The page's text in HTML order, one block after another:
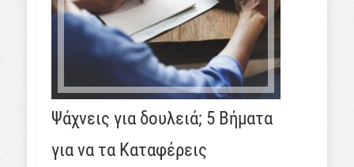
Ψάχνεις για δουλειά; 5 Βήματα
για να τα Καταφέρεις